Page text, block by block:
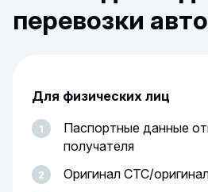
перевозки авто
Для физических лиц
Паспортные данные
получателя
Оригинал СТС/